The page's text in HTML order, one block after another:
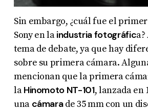
Sin embargo, ¿cuál fue el
Sony en laindustria fotográfic
tema de debate, ya que hay
sobre su primera cámara.
mencionan que la primera
laHinomoto NT-101, lanzada en
una cámarade 35 mm con un